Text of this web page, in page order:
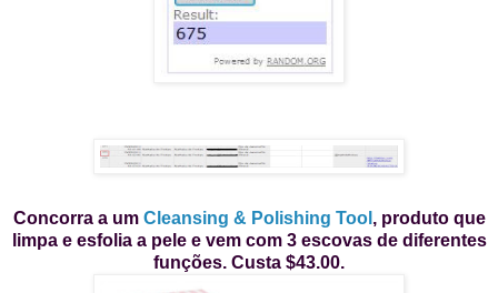
Concorra a um Cleansing & Polishing Tool , produto que
limpa e esfolia a pele e vem com 3 escovas de diferentes
funções. Custa $43.00.